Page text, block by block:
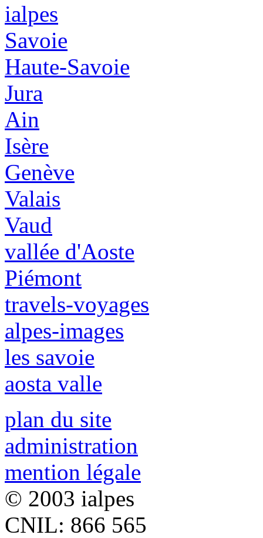
ialpes
Savoie
Haute-Savoie
Jura
Ain
Isère
Genève
Valais
Vaud
vallée d'Aoste
Piémont
travels-voyages
alpes-images
les savoie
aosta valle
plan du site
administration
mention légale
© 2003 ialpes
CNIL: 866 565